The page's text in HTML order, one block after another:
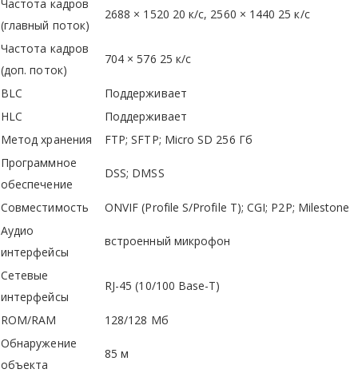
Частота кадров
(главный поток)
2688 × 1520 20 к/с, 2560 × 1440 25 к/с
Частота кадров
(доп. поток)
704 × 576 25 к/с
BLC
Поддерживает
HLC
Поддерживает
Метод хранения
FTP; SFTP; Micro SD 256 Гб
Программное
обеспечение
DSS; DMSS
Совместимость
ONVIF (Profile S/Profile T); CGI; P2P; Milestone
Аудио
интерфейсы
встроенный микрофон
Сетевые
интерфейсы
RJ-45 (10/100 Base-T)
ROM/RAM
128/128 Мб
Обнаружение
объекта
85 м